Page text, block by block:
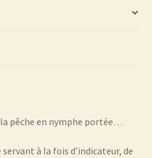
pêche en nymphe portée…
à la fois d’indicateur, de